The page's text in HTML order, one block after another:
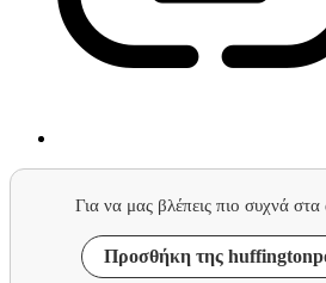
Για να μας βλέπεις πιο συχνά
Προσθήκη της